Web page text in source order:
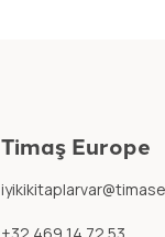
Timaş Europe